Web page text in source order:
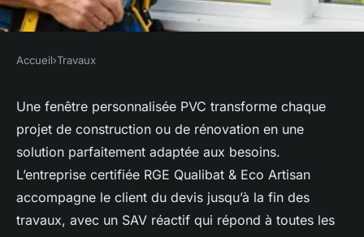
Poseur de fenêtre : chaque
installation pensée pour votre
logement
claudine•29 novembre 2025•6 min de lecture
Accueil›Travaux
Une fenêtre personnalisée PVC transforme chaque
projet de construction ou de rénovation en une
solution parfaitement adaptée aux besoins.
L’entreprise certifiée RGE Qualibat & Eco Artisan
accompagne le client du devis jusqu’à la fin des
travaux, avec un SAV réactif qui répond à toutes les